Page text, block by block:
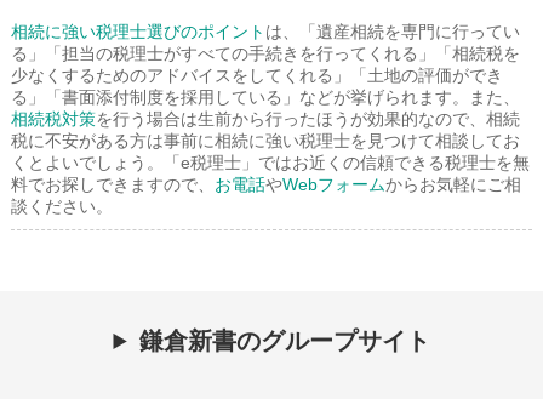
相続に強い税理士選びのポイント は、「遺産相続を専門に行ってい
る」「担当の税理士がすべての手続きを行ってくれる」「相続税を
少なくするためのアドバイスをしてくれる」「土地の評価ができ
る」「書面添付制度を採用している」などが挙げられます。また、
相続税対策を行う場合は生前から行ったほうが効果的なので、相続
税に不安がある方は事前に相続に強い税理士を見つけて相談してお
くとよいでしょう。「e税理士」ではお近くの信頼できる税理士を無
料でお探しできますので、 お電話やWebフォームからお気軽にご相
談ください。
鎌倉新書のグループサイト